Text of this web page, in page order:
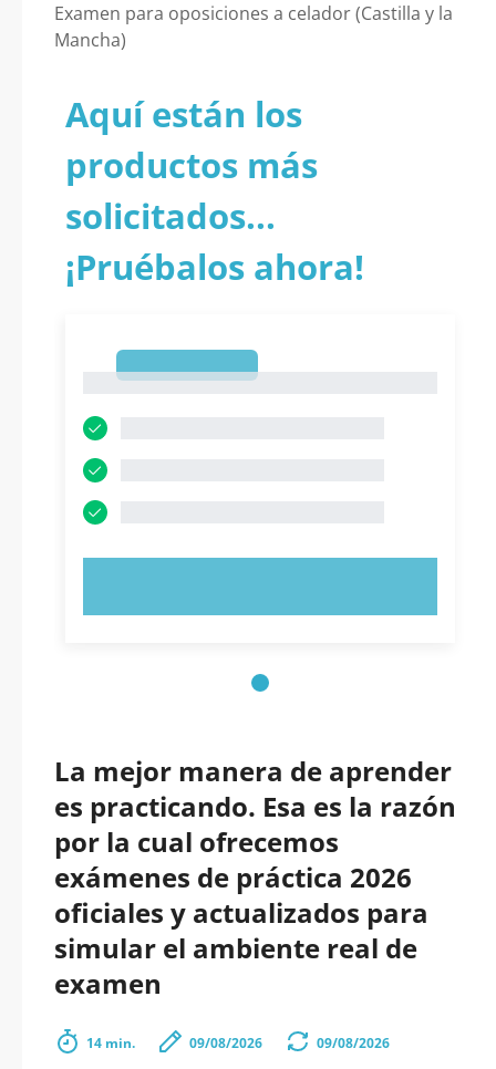
Examen para oposiciones a celador (Castilla y la
Mancha)
Aquí están los
productos más
solicitados...
¡Pruébalos ahora!
La mejor manera de aprender
es practicando. Esa es la razón
por la cual ofrecemos
exámenes de práctica 2026
oficiales y actualizados para
simular el ambiente real de
examen
14 min. 09/08/2026 09/08/2026